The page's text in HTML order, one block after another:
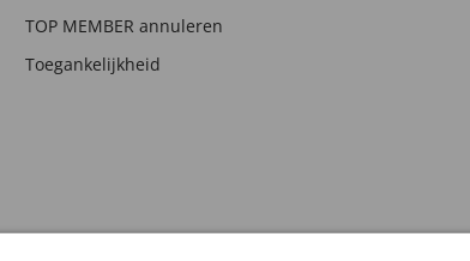
TOP MEMBER annuleren
Toegankelijkheid